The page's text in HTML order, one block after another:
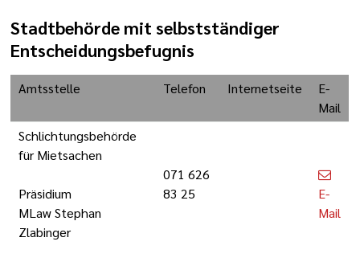
Stadtbehörde mit selbstständiger
Entscheidungsbefugnis
Amtsstelle Telefon Internetseite
E-
Mail
Schlichtungsbehörde
für Mietsachen
Präsidium
MLaw Stephan
Zlabinger
071 626
83 25
E-
Mail